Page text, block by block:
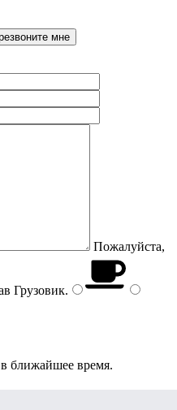
Пожалуйста,
Грузовик.
ближайшее время.